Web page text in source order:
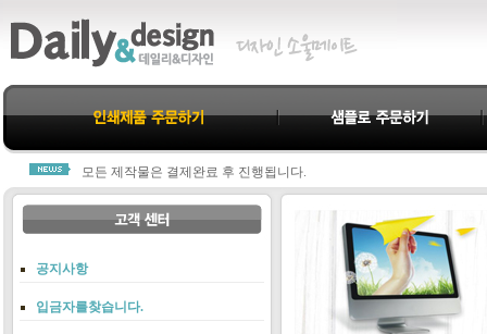
모든 제작물은 결제완료 후 진행됩니다.
주문시 기재하신 입금자명과 실제 입금자명이 다를경우
당사 고객센터 1800-3312로 연락주셔야 누락되지 않습니다.
항상 친절과 신뢰로 고객님께 다가가는 데일리&디자인이 되겠습니다.
데일리&디자인을 찾아주신 모든분께 진심으로 감사드립니다.
주문시 기재하신 입금자명과 실제 입금자명이 다를경우
당사 고객센터 1800-3312로 연락주셔야 누락되지 않습니다.
항상 친절과 신뢰로 고객님께 다가가는 데일리&디자인이 되겠습니다.
공지사항
입금자를찾습니다.